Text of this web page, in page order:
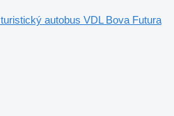
turistický autobus VDL Bova Futura